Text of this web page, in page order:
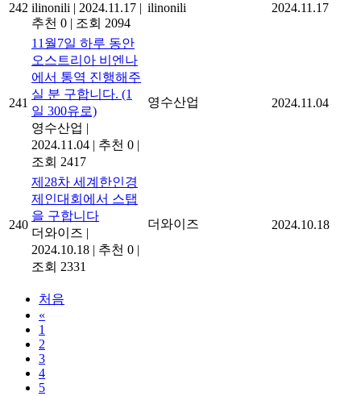
242 ilinonili | 2024.11.17 |
추천 0 | 조회 2094
ilinonili 2024.11.17
241
11월7일 하루 동안
오스트리아 비엔나
에서 통역 진행해주
실 분 구합니다. (1
일 300유로)
영수산업 |
2024.11.04 | 추천 0 |
조회 2417
영수산업 2024.11.04
240
제28차 세계한인경
제인대회에서 스탭
을 구합니다
더와이즈 |
2024.10.18 | 추천 0 |
조회 2331
더와이즈 2024.10.18
처음
«
1
2
3
4
5